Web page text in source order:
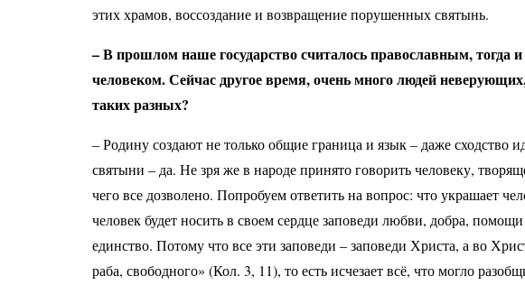
этих храмов, воссоздание и возвращение порушенных святынь.
– В прошлом наше государство считалось православным,
человеком. Сейчас другое время, очень много людей
таких разных?
– Родину создают не только общие граница и язык – даже
святыни – да. Не зря же в народе принято говорить человеку,
чего все дозволено. Попробуем ответить на вопрос: что украшает
человек будет носить в своем сердце заповеди любви, добра,
единство. Потому что все эти заповеди – заповеди Христа, а во
раба, свободного» (Кол. 3, 11), то есть исчезает всё, что могло